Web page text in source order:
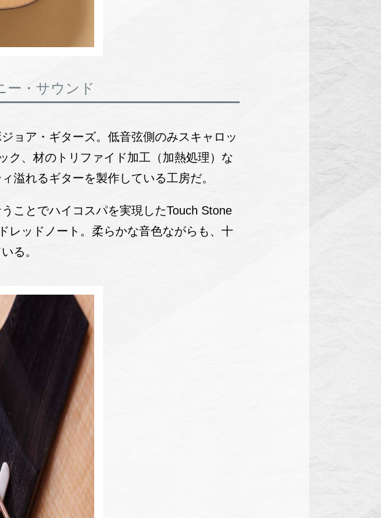
ー・サウンド
ョア・ギターズ。低音弦側のみスキャロッ
ク、材のトリファイド加工（加熱処理）な
溢れるギターを製作している工房だ。
ことでハイコスパを実現したTouch Stone
レッドノート。柔らかな音色ながらも、十
る。